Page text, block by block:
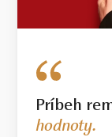
Príbeh
hodnoty.